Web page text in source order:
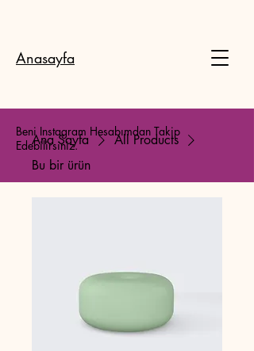
Anasayfa
Beni Instagram Hesabımdan Takip
Edebilirsiniz.
Ana Sayfa
All Products
Bu bir ürün